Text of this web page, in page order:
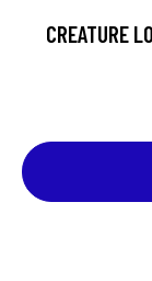
CREATURE